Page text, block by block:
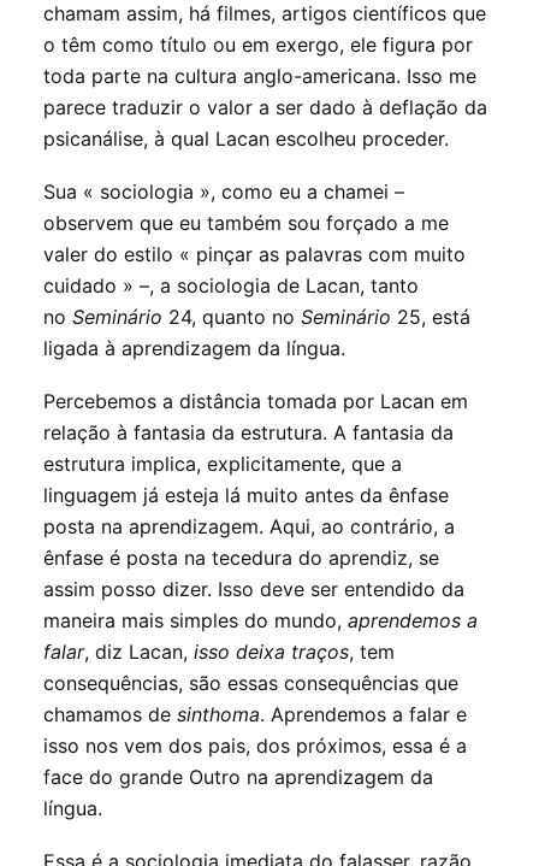
chamam assim, há filmes, artigos científicos que
o têm como título ou em exergo, ele figura por
toda parte na cultura anglo-americana. Isso me
parece traduzir o valor a ser dado à deflação da
psicanálise, à qual Lacan escolheu proceder.
Sua « sociologia », como eu a chamei –
observem que eu também sou forçado a me
valer do estilo « pinçar as palavras com muito
cuidado » –, a sociologia de Lacan, tanto
no Seminário 24, quanto no Seminário 25, está
ligada à aprendizagem da língua.
Percebemos a distância tomada por Lacan em
relação à fantasia da estrutura. A fantasia da
estrutura implica, explicitamente, que a
linguagem já esteja lá muito antes da ênfase
posta na aprendizagem. Aqui, ao contrário, a
ênfase é posta na tecedura do aprendiz, se
assim posso dizer. Isso deve ser entendido da
maneira mais simples do mundo, aprendemos a
falar, diz Lacan, isso deixa traços, tem
consequências, são essas consequências que
chamamos de sinthoma. Aprendemos a falar e
isso nos vem dos pais, dos próximos, essa é a
face do grande Outro na aprendizagem da
língua.
Essa é a sociologia imediata do falasser, razão